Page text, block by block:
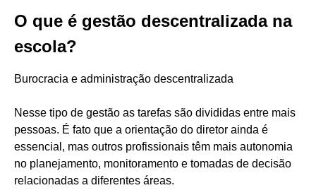
O que é gestão descentralizada na
escola?
Burocracia e administração descentralizada
Nesse tipo de gestão as tarefas são divididas entre mais
pessoas. É fato que a orientação do diretor ainda é
essencial, mas outros profissionais têm mais autonomia
no planejamento, monitoramento e tomadas de decisão
relacionadas a diferentes áreas.